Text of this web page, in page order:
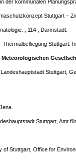
der kommunalen
Stuttgart –
, 114 , Darmstadt.
Stuttgart.
Stuttgart,
Stuttgart, Amt
of Stuttgart, Office for